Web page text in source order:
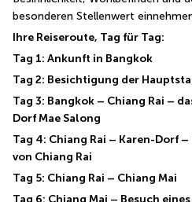
besonderen Stellenwert
Ihre Reiseroute, Tag für Tag:
Tag 1: Ankunft in Bangkok
Tag 2: Besichtigung der
Tag 3: Bangkok – Chiang Rai –
Dorf Mae Salong
Tag 4: Chiang Rai – Karen-Dorf
von Chiang Rai
Tag 5: Chiang Rai – Chiang Mai
Tag 6: Chiang Mai – Besuch